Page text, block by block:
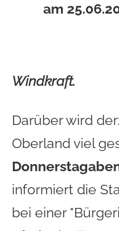
am
Windkraft.
Darüber wird
Oberland viel
informiert die
bei einer